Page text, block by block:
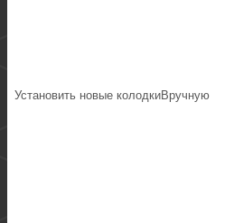
Установить новые колодкиВручную